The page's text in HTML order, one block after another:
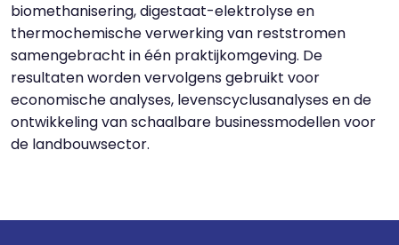
biomethanisering, digestaat-elektrolyse en
thermochemische verwerking van reststromen
samengebracht in één praktijkomgeving. De
resultaten worden vervolgens gebruikt voor
economische analyses, levenscyclusanalyses en de
ontwikkeling van schaalbare businessmodellen voor
de landbouwsector.